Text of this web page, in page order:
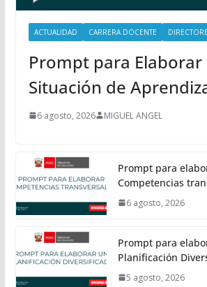
ACTUALIDAD CARRERA DOCENTE
Prompt para Elaborar
Situación de
6 agosto, 2026 MIGUEL ANGEL
Prompt para
Competencias
6 agosto, 2026
Prompt para
Planificación
5 agosto, 2026